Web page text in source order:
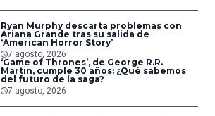
Ryan Murphy descarta problemas con
Ariana Grande tras su salida de
‘American Horror Story’
7 agosto, 2026
‘Game of Thrones’, de George R.R.
Martin, cumple 30 años: ¿Qué sabemos
del futuro de la saga?
7 agosto, 2026